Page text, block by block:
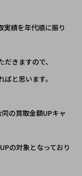
実績を年代順に振り
きますので、
と思います。
の買取金額UPキャ
の対象となっており